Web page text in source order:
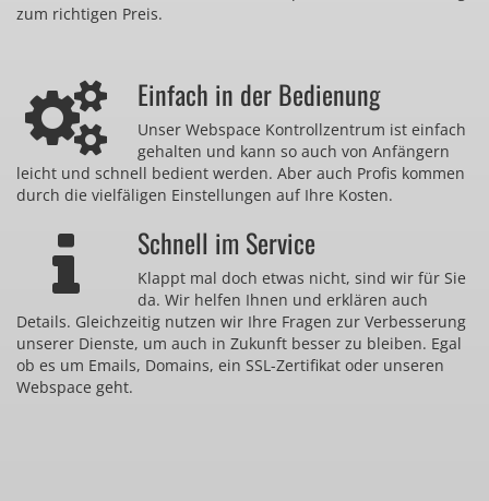
zum richtigen Preis.
Einfach in der Bedienung
Unser Webspace Kontrollzentrum ist einfach
gehalten und kann so auch von Anfängern
leicht und schnell bedient werden. Aber auch Profis kommen
durch die vielfäligen Einstellungen auf Ihre Kosten.
Schnell im Service
Klappt mal doch etwas nicht, sind wir für Sie
da. Wir helfen Ihnen und erklären auch
Details. Gleichzeitig nutzen wir Ihre Fragen zur Verbesserung
unserer Dienste, um auch in Zukunft besser zu bleiben. Egal
ob es um Emails, Domains, ein SSL-Zertifikat oder unseren
Webspace geht.